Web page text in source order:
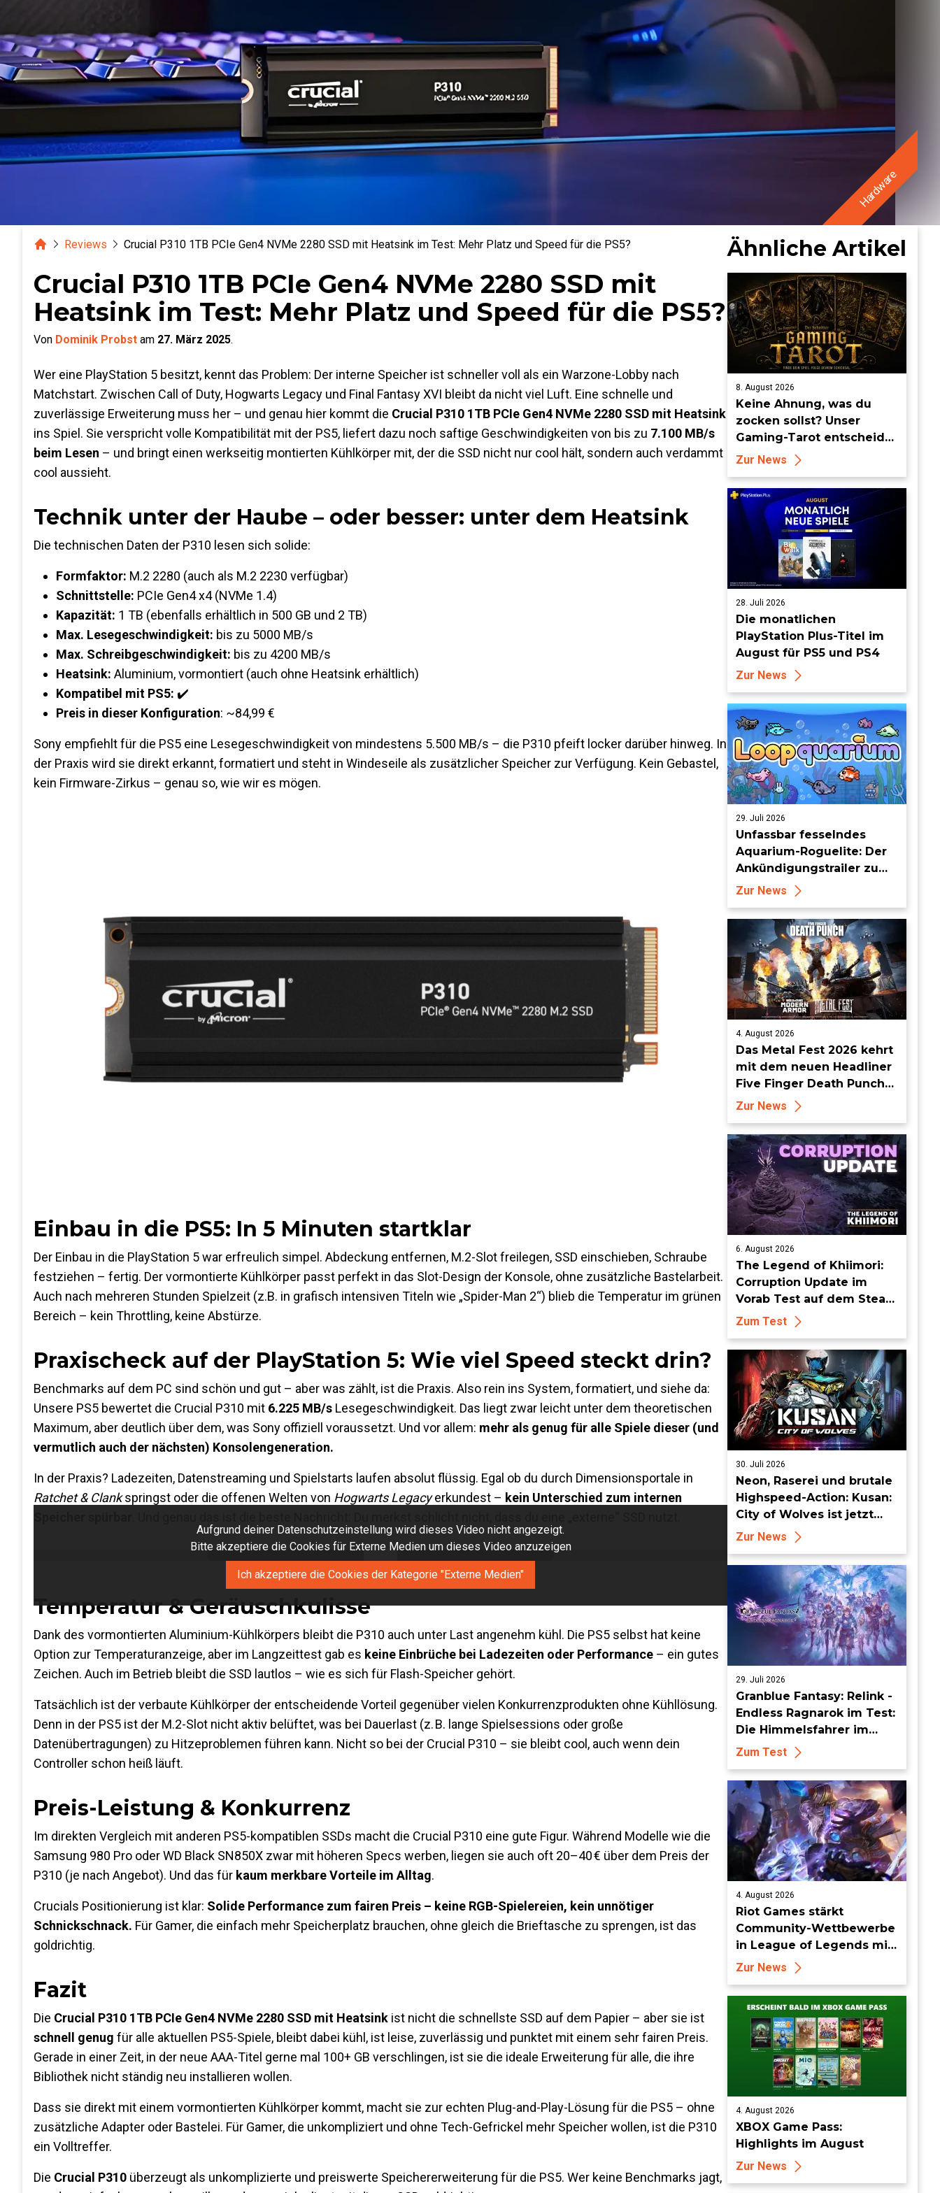
Hardware
HomeReviews Crucial P310 1TB PCIe Gen4 NVMe 2280 SSD mit Heatsink im Test: Mehr Platz und Speed für die PS5?
Crucial P310 1TB PCIe Gen4 NVMe 2280 SSD mit
Heatsink im Test: Mehr Platz und Speed für die PS5?
Von Dominik Probst am 27. März 2025.
Wer eine PlayStation 5 besitzt, kennt das Problem: Der interne Speicher ist schneller voll als ein Warzone-Lobby nach
Matchstart. Zwischen Call of Duty, Hogwarts Legacy und Final Fantasy XVI bleibt da nicht viel Luft. Eine schnelle und
zuverlässige Erweiterung muss her – und genau hier kommt die Crucial P310 1TB PCIe Gen4 NVMe 2280 SSD mit Heatsink
ins Spiel. Sie verspricht volle Kompatibilität mit der PS5, liefert dazu noch saftige Geschwindigkeiten von bis zu 7.100 MB/s
beim Lesen – und bringt einen werkseitig montierten Kühlkörper mit, der die SSD nicht nur cool hält, sondern auch verdammt
cool aussieht.
Technik unter der Haube – oder besser: unter dem Heatsink
Die technischen Daten der P310 lesen sich solide:
Formfaktor: M.2 2280 (auch als M.2 2230 verfügbar)
Schnittstelle: PCIe Gen4 x4 (NVMe 1.4)
Kapazität: 1 TB (ebenfalls erhältlich in 500 GB und 2 TB)
Max. Lesegeschwindigkeit: bis zu 5000 MB/s
Max. Schreibgeschwindigkeit: bis zu 4200 MB/s
Heatsink: Aluminium, vormontiert (auch ohne Heatsink erhältlich)
Kompatibel mit PS5: ✔️
Preis in dieser Konfiguration: ~84,99 €
Sony empfiehlt für die PS5 eine Lesegeschwindigkeit von mindestens 5.500 MB/s – die P310 pfeift locker darüber hinweg. In
der Praxis wird sie direkt erkannt, formatiert und steht in Windeseile als zusätzlicher Speicher zur Verfügung. Kein Gebastel,
kein Firmware-Zirkus – genau so, wie wir es mögen.
Einbau in die PS5: In 5 Minuten startklar
Der Einbau in die PlayStation 5 war erfreulich simpel. Abdeckung entfernen, M.2-Slot freilegen, SSD einschieben, Schraube
festziehen – fertig. Der vormontierte Kühlkörper passt perfekt in das Slot-Design der Konsole, ohne zusätzliche Bastelarbeit.
Auch nach mehreren Stunden Spielzeit (z.B. in grafisch intensiven Titeln wie „Spider-Man 2“) blieb die Temperatur im grünen
Bereich – kein Throttling, keine Abstürze.
Praxischeck auf der PlayStation 5: Wie viel Speed steckt drin?
Benchmarks auf dem PC sind schön und gut – aber was zählt, ist die Praxis. Also rein ins System, formatiert, und siehe da:
Unsere PS5 bewertet die Crucial P310 mit 6.225 MB/s Lesegeschwindigkeit. Das liegt zwar leicht unter dem theoretischen
Maximum, aber deutlich über dem, was Sony offiziell voraussetzt. Und vor allem: mehr als genug für alle Spiele dieser (und
vermutlich auch der nächsten) Konsolengeneration.
In der Praxis? Ladezeiten, Datenstreaming und Spielstarts laufen absolut flüssig. Egal ob du durch Dimensionsportale in
Ratchet & Clankspringst oder die offenen Welten von Hogwarts Legacyerkundest – kein Unterschied zum internen
Aufgrund deiner Datenschutzeinstellung wird dieses Video nicht angezeigt.
Bitte akzeptiere die Cookies für Externe Medien um dieses Video anzuzeigen
Ich akzeptiere die Cookies der Kategorie "Externe Medien"
Temperatur & Geräuschkulisse
Dank des vormontierten Aluminium-Kühlkörpers bleibt die P310 auch unter Last angenehm kühl. Die PS5 selbst hat keine
Option zur Temperaturanzeige, aber im Langzeittest gab es keine Einbrüche bei Ladezeiten oder Performance – ein gutes
Zeichen. Auch im Betrieb bleibt die SSD lautlos – wie es sich für Flash-Speicher gehört.
Tatsächlich ist der verbaute Kühlkörper der entscheidende Vorteil gegenüber vielen Konkurrenzprodukten ohne Kühllösung.
Denn in der PS5 ist der M.2-Slot nicht aktiv belüftet, was bei Dauerlast (z. B. lange Spielsessions oder große
Datenübertragungen) zu Hitzeproblemen führen kann. Nicht so bei der Crucial P310 – sie bleibt cool, auch wenn dein
Controller schon heiß läuft.
Preis-Leistung & Konkurrenz
Im direkten Vergleich mit anderen PS5-kompatiblen SSDs macht die Crucial P310 eine gute Figur. Während Modelle wie die
Samsung 980 Pro oder WD Black SN850X zwar mit höheren Specs werben, liegen sie auch oft 20–40 € über dem Preis der
P310 (je nach Angebot). Und das für kaum merkbare Vorteile im Alltag.
Crucials Positionierung ist klar: Solide Performance zum fairen Preis – keine RGB-Spielereien, kein unnötiger
Schnickschnack. Für Gamer, die einfach mehr Speicherplatz brauchen, ohne gleich die Brieftasche zu sprengen, ist das
goldrichtig.
Fazit
Die Crucial P310 1TB PCIe Gen4 NVMe 2280 SSD mit Heatsink ist nicht die schnellste SSD auf dem Papier – aber sie ist
schnell genug für alle aktuellen PS5-Spiele, bleibt dabei kühl, ist leise, zuverlässig und punktet mit einem sehr fairen Preis.
Gerade in einer Zeit, in der neue AAA-Titel gerne mal 100+ GB verschlingen, ist sie die ideale Erweiterung für alle, die ihre
Bibliothek nicht ständig neu installieren wollen.
Dass sie direkt mit einem vormontierten Kühlkörper kommt, macht sie zur echten Plug-and-Play-Lösung für die PS5 – ohne
zusätzliche Adapter oder Bastelei. Für Gamer, die unkompliziert und ohne Tech-Gefrickel mehr Speicher wollen, ist die P310
ein Volltreffer.
Die Crucial P310 überzeugt als unkomplizierte und preiswerte Speichererweiterung für die PS5. Wer keine Benchmarks jagt,
Ähnliche Artikel
8. August 2026
Keine Ahnung, was du
zocken sollst? Unser
Gaming-Tarot entscheidet
für dich!
Zur News
28. Juli 2026
Die monatlichen
PlayStation Plus-Titel im
August für PS5 und PS4
Zur News
29. Juli 2026
Unfassbar fesselndes
Aquarium-Roguelite: Der
Ankündigungstrailer zu
Loopquarium
Zur News
4. August 2026
Das Metal Fest 2026 kehrt
mit dem neuen Headliner
Five Finger Death Punch
zu World of Tanks Modern
Armor zurück
Zur News
6. August 2026
The Legend of Khiimori:
Corruption Update im
Vorab Test auf dem Steam
Deck - Die Idylle bekommt
dunkle Risse
Zum Test
30. Juli 2026
Neon, Raserei und brutale
Highspeed-Action: Kusan:
City of Wolves ist jetzt
erhältlich!
Zur News
29. Juli 2026
Granblue Fantasy: Relink -
Endless Ragnarok im Test:
Die Himmelsfahrer im
endlosen Endgame
Zum Test
4. August 2026
Riot Games stärkt
Community-Wettbewerbe
in League of Legends mit
neuen Organized-Play-
Zur News
4. August 2026
XBOX Game Pass:
Highlights im August
Zur News